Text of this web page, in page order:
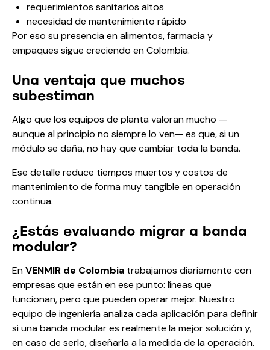
requerimientos sanitarios altos
necesidad de mantenimiento rápido
Por eso su presencia en alimentos, farmacia y
empaques sigue creciendo en Colombia.
Una ventaja que muchos
subestiman
Algo que los equipos de planta valoran mucho —
aunque al principio no siempre lo ven— es que, si un
módulo se daña, no hay que cambiar toda la banda.
Ese detalle reduce tiempos muertos y costos de
mantenimiento de forma muy tangible en operación
continua.
¿Estás evaluando migrar a banda
modular?
EnVENMIR de Colombia trabajamos diariamente con
empresas que están en ese punto: líneas que
funcionan, pero que pueden operar mejor. Nuestro
equipo de ingeniería analiza cada aplicación para definir
si una banda modular es realmente la mejor solución y,
en caso de serlo, diseñarla a la medida de la operación.